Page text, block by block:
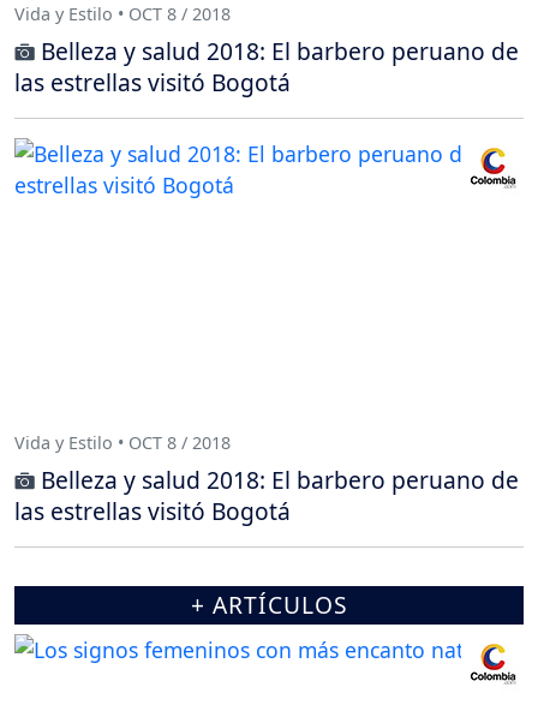
Vida y Estilo • OCT 8 / 2018
Belleza y salud 2018: El barbero peruano de
las estrellas visitó Bogotá
Vida y Estilo • OCT 8 / 2018
Belleza y salud 2018: El barbero peruano de
las estrellas visitó Bogotá
+ ARTÍCULOS